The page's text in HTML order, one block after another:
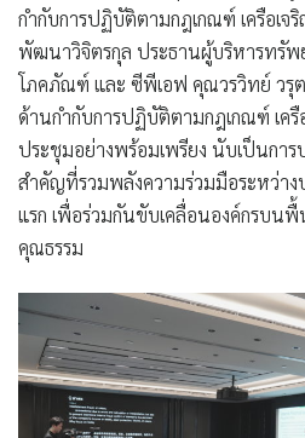
กำกับการปฏิบัติตามกฎเกณฑ์ เครือเ
พัฒนาวิจิตรกุล ประธานผู้บริหารทรัพ
โภคภัณฑ์ และ ซีพีเอฟ คุณวรวิทย์ วรุ
ด้านกำกับการปฏิบัติตามกฎเกณฑ์ เค
ประชุมอย่างพร้อมเพรียง นับเป็นการ
สำคัญที่รวมพลังความร่วมมือระหว่าง
แรก เพื่อร่วมกันขับเคลื่อนองค์กรบน
คุณธรรม